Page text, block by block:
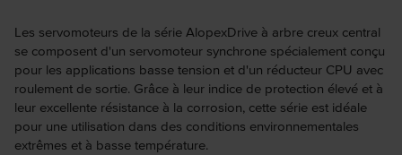
Les servomoteurs de la série AlopexDrive à arbre creux central
se composent d'un servomoteur synchrone spécialement conçu
pour les applications basse tension et d'un réducteur CPU avec
roulement de sortie. Grâce à leur indice de protection élevé et à
leur excellente résistance à la corrosion, cette série est idéale
pour une utilisation dans des conditions environnementales
extrêmes et à basse température.